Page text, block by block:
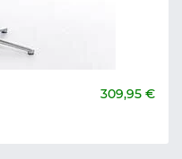
309,95 €